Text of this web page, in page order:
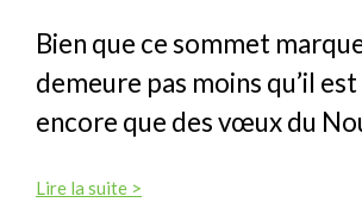
Bien que ce sommet
demeure pas moins qu’il
encore que des vœux du
Lire la suite >